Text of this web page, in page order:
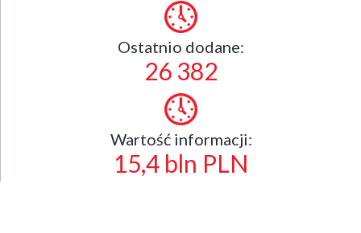
Ostatnio dodane:
26 382
Wartość informacji:
15,4 bln PLN